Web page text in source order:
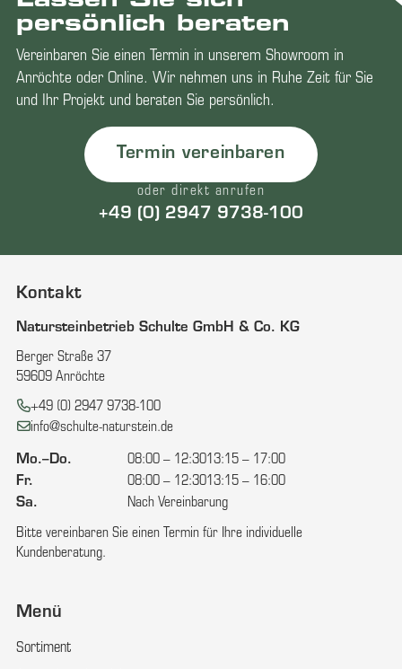
persönlich beraten
Vereinbaren Sie einen Termin in unserem Showroom in
Anröchte oder Online. Wir nehmen uns in Ruhe Zeit für Sie
und Ihr Projekt und beraten Sie persönlich.
Termin vereinbaren
oder direkt anrufen
+49 (0) 2947 9738-100
Kontakt
Natursteinbetrieb Schulte GmbH & Co. KG
Berger Straße 37
59609 Anröchte
Telefon:
+49 (0) 2947 9738-100
E-Mail:
info@schulte-naturstein.de
Mo.–Do. 08:00 – 12:3013:15 – 17:00
Fr.
08:00 – 12:3013:15 – 16:00
Sa.
Nach Vereinbarung
Bitte vereinbaren Sie einen Termin für Ihre individuelle
Kundenberatung.
Menü
Sortiment